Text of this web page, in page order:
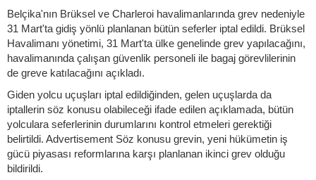
Belçika'nın Brüksel ve Charleroi havalimanlarında grev nedeniyle
31 Mart'ta gidiş yönlü planlanan bütün seferler iptal edildi. Brüksel
Havalimanı yönetimi, 31 Mart'ta ülke genelinde grev yapılacağını,
havalimanında çalışan güvenlik personeli ile bagaj görevlilerinin
de greve katılacağını açıkladı.
Giden yolcu uçuşları iptal edildiğinden, gelen uçuşlarda da
iptallerin söz konusu olabileceği ifade edilen açıklamada, bütün
yolculara seferlerinin durumlarını kontrol etmeleri gerektiği
belirtildi. Advertisement Söz konusu grevin, yeni hükümetin iş
gücü piyasası reformlarına karşı planlanan ikinci grev olduğu
bildirildi.